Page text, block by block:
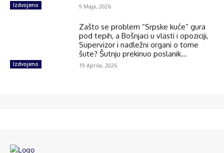
Izdvojeno 9 Maja, 2026
Izdvojeno
Zašto se problem “Srpske kuće” gura
pod tepih, a Bošnjaci u vlasti i opoziciji,
Supervizor i nadležni organi o tome
šute? Šutnju prekinuo poslanik...
19 Aprila, 2026